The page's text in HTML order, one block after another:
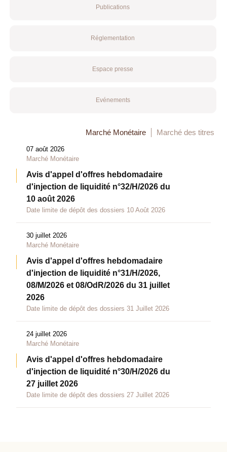
Publications
Réglementation
Espace presse
Evénements
Marché Monétaire Marché des titres
07 août 2026
Marché Monétaire
Avis d'appel d'offres hebdomadaire
d'injection de liquidité n°32/H/2026 du
10 août 2026
Date limite de dépôt des dossiers 10 Août 2026
30 juillet 2026
Marché Monétaire
Avis d'appel d'offres hebdomadaire
d'injection de liquidité n°31/H/2026,
08/M/2026 et 08/OdR/2026 du 31 juillet
2026
Date limite de dépôt des dossiers 31 Juillet 2026
24 juillet 2026
Marché Monétaire
Avis d'appel d'offres hebdomadaire
d'injection de liquidité n°30/H/2026 du
27 juillet 2026
Date limite de dépôt des dossiers 27 Juillet 2026